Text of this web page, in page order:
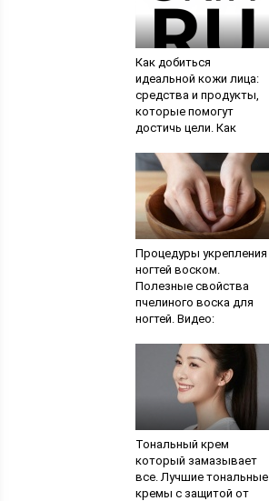
Как добиться
идеальной кожи лица:
средства и продукты,
которые помогут
достичь цели. Как
идеальной в домашних
условиях
Процедуры укрепления
ногтей воском.
Полезные свойства
пчелиного воска для
ногтей. Видео:
воском в домашних
условиях
Тональный крем
который замазывает
все. Лучшие тональные
кремы с защитой от